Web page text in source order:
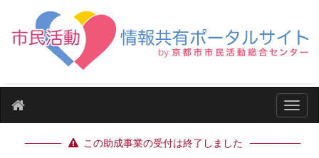
ナビ
この助成事業の受付は終了しました